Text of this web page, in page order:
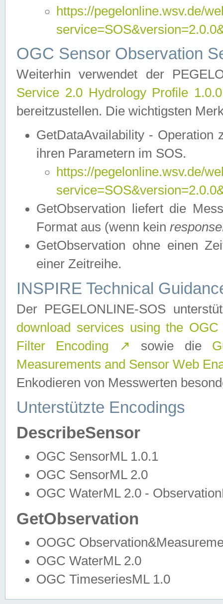
https://pegelonline.wsv.de/
OGC Sensor Observation
Weiterhin verwendet der
Service 2.0 Hydrology Profile
bereitzustellen. Die wichtigsten
GetDataAvailability - Operation
ihren Parametern im SOS.
https://pegelonline.wsv.de/
GetObservation liefert die
Format aus (wenn kein
GetObservation ohne einen
einer Zeitreihe.
INSPIRE Technical
Der PEGELONLINE-SOS
download services using the
Filter Encoding
↗ sowie die
Measurements and Sensor Web
Enkodieren von Messwerten
Unterstützte Encodings
DescribeSensor
OGC SensorML 1.0.1
OGC SensorML 2.0
OGC WaterML 2.0 -
GetObservation
OOGC
OGC WaterML 2.0
OGC TimeseriesML 1.0